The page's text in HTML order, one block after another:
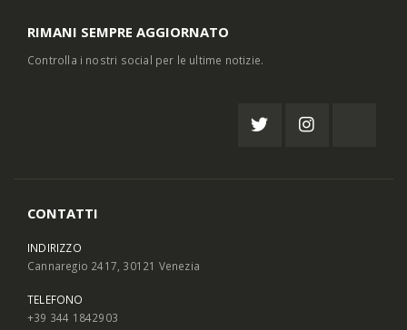
RIMANI SEMPRE AGGIORNATO
Controlla i nostri social per le ultime notizie.
CONTATTI
INDIRIZZO
Cannaregio 2417, 30121 Venezia
TELEFONO
+39 344 1842903